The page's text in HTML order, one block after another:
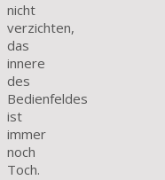
nicht
verzichten,
das
innere
des
Bedienfeldes
ist
immer
noch
Toch.